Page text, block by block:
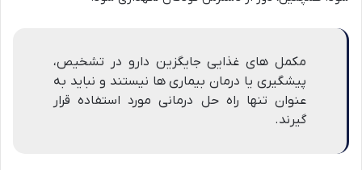
مکمل های غذایی جایگزین دارو در تشخیص،
پیشگیری یا درمان بیماری ها نیستند و نباید به
عنوان تنها راه حل درمانی مورد استفاده قرار
گیرند.